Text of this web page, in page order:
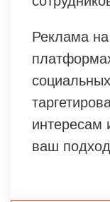
Реклама
интересам
ваш